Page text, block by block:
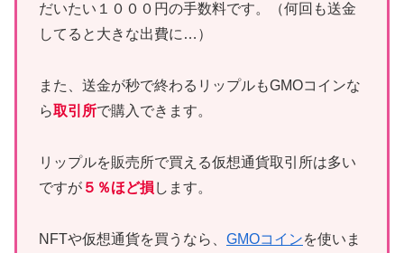
だいたい１０００円の手数料です。（何回も送金
してると大きな出費に…）
また、送金が秒で終わるリップルもGMOコインな
ら取引所で購入できます。
リップルを販売所で買える仮想通貨取引所は多い
ですが ５％ほど損 します。
NFTや仮想通貨を買うなら、 GMOコインを使いま